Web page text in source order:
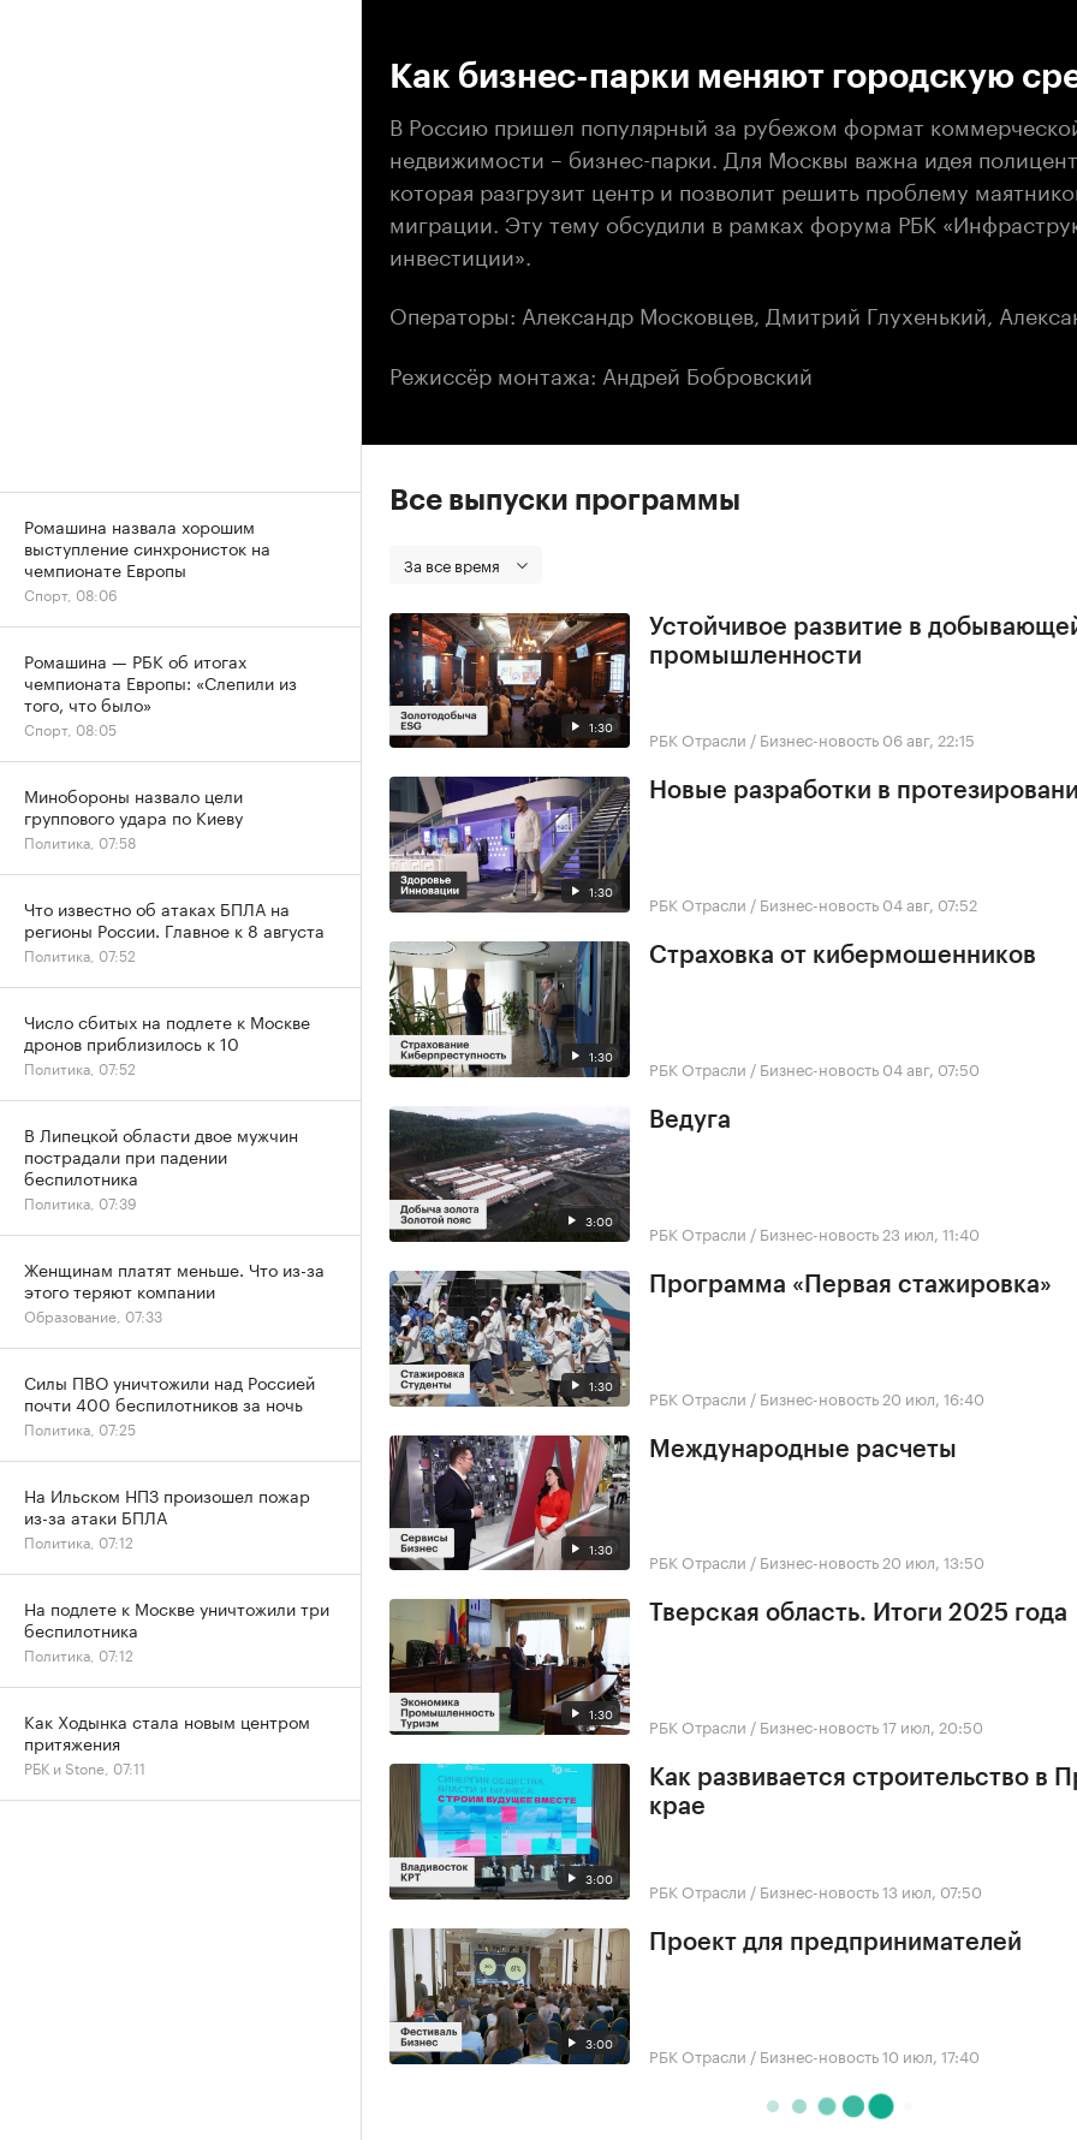
Как бизнес-парки меняют городскую
В Россию пришел популярный за рубежом формат
недвижимости – бизнес-парки. Для Москвы важна идея
которая разгрузит центр и позволит решить проблему
миграции. Эту тему обсудили в рамках форума РБК
инвестиции».
Операторы: Александр Московцев, Дмитрий Глухенький,
Режиссёр монтажа: Андрей Бобровский
Все выпуски программы
За все время
1:30
Устойчивое развитие в
промышленности
РБК Отрасли / Бизнес-новость 06 авг, 22:15
1:30
Новые разработки в
РБК Отрасли / Бизнес-новость 04 авг, 07:52
1:30
Страховка от кибермошенников
РБК Отрасли / Бизнес-новость 04 авг, 07:50
3:00
Ведуга
РБК Отрасли / Бизнес-новость 23 июл, 11:40
1:30
Программа «Первая стажировка»
РБК Отрасли / Бизнес-новость 20 июл, 16:40
1:30
Международные расчеты
РБК Отрасли / Бизнес-новость 20 июл, 13:50
1:30
Тверская область. Итоги 2025 года
РБК Отрасли / Бизнес-новость17 июл, 20:50
3:00
Как развивается строительство в
крае
РБК Отрасли / Бизнес-новость13 июл, 07:50
3:00
Проект для предпринимателей
РБК Отрасли / Бизнес-новость10 июл, 17:40
Ромашина назвала хорошим
выступление синхронисток на
чемпионате Европы
Спорт, 08:06
Ромашина — РБК об итогах
чемпионата Европы: «Слепили из
того, что было»
Спорт, 08:05
Минобороны назвало цели
группового удара по Киеву
Политика, 07:58
Что известно об атаках БПЛА на
регионы России. Главное к 8 августа
Политика, 07:52
Число сбитых на подлете к Москве
дронов приблизилось к 10
Политика, 07:52
В Липецкой области двое мужчин
пострадали при падении
беспилотника
Политика, 07:39
Женщинам платят меньше. Что из-за
этого теряют компании
Образование, 07:33
Силы ПВО уничтожили над Россией
почти 400 беспилотников за ночь
Политика, 07:25
На Ильском НПЗ произошел пожар
из-за атаки БПЛА
Политика, 07:12
На подлете к Москве уничтожили три
беспилотника
Политика, 07:12
Как Ходынка стала новым центром
притяжения
РБК и Stone, 07:11